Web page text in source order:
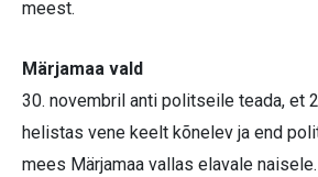
meest.
Märjamaa vald
30. novembril anti politseile teada, et
helistas vene keelt kõnelev ja end
mees Märjamaa vallas elavale